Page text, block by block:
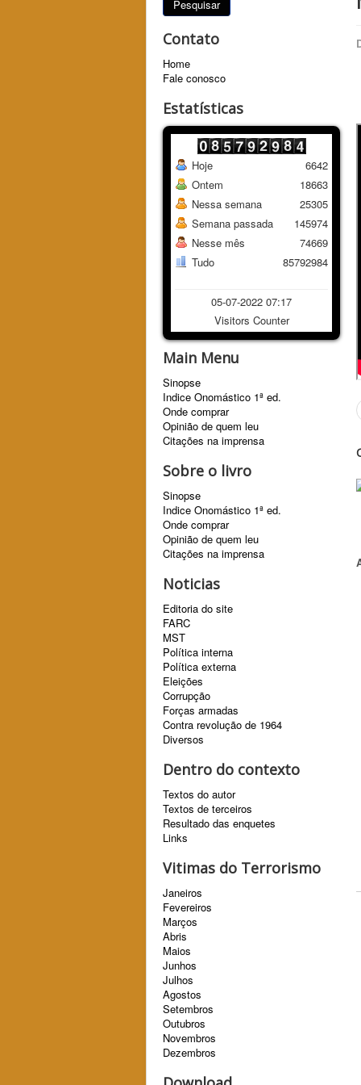
Pesquisar
Contato
Home
Fale conosco
Estatísticas
Hoje
Ontem
Nessa semana
Semana passada
Nesse mês
Tudo
6642
18663
25305
145974
74669
85792984
05-07-2022 07:17
Visitors Counter
Main Menu
Sinopse
Indice Onomástico 1ª ed.
Onde comprar
Opinião de quem leu
Citações na imprensa
Sobre o livro
Sinopse
Indice Onomástico 1ª ed.
Onde comprar
Opinião de quem leu
Citações na imprensa
Noticias
Editoria do site
FARC
MST
Política interna
Política externa
Eleições
Corrupção
Forças armadas
Contra revolução de 1964
Diversos
Dentro do contexto
Textos do autor
Textos de terceiros
Resultado das enquetes
Links
Vitimas do Terrorismo
Janeiros
Fevereiros
Marços
Abris
Maios
Junhos
Julhos
Agostos
Setembros
Outubros
Novembros
Dezembros